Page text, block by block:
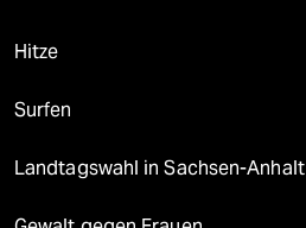
Hitze
Surfen
Landtagswahl in Sachsen-Anhalt